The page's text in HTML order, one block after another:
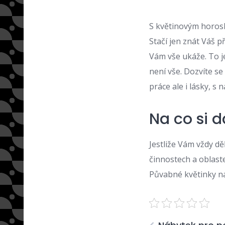
S květinovým
Stačí jen znát Váš
Vám vše ukáže. To
není vše. Dozvíte
práce ale i lásky, s
Na co si
Jestliže Vám vždy
činnostech a
Půvabné květinky